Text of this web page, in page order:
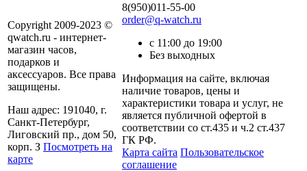
Copyright 2009-2023 ©
qwatch.ru - интернет-
магазин часов,
подарков и
аксессуаров. Все права
защищены.
Наш адрес: 191040, г.
Санкт-Петербург,
Лиговский пр., дом 50,
корп. З Посмотреть на
карте
8(950)011-55-00
order@q-watch.ru
с 11:00 до 19:00
Без выходных
Информация на сайте, включая
наличие товаров, цены и
характеристики товара и услуг, не
является публичной офертой в
соответствии со ст.435 и ч.2 ст.437
ГК РФ.
Карта сайта Пользовательское
соглашение